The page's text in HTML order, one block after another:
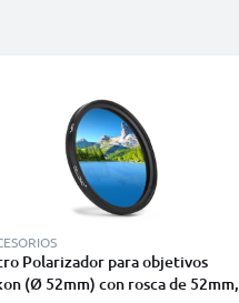
Polarizador para objetivos
(Ø 52mm) con rosca de 52mm,